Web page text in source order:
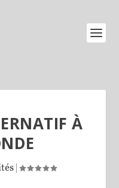
À
|